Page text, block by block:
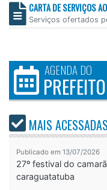
CARTA DE SERVIÇOS
Serviços ofertados
AGENDA DO
PREFEITO
MAIS ACESSADAS
Publicado em 13/07/2026
27º festival do
caraguatatuba